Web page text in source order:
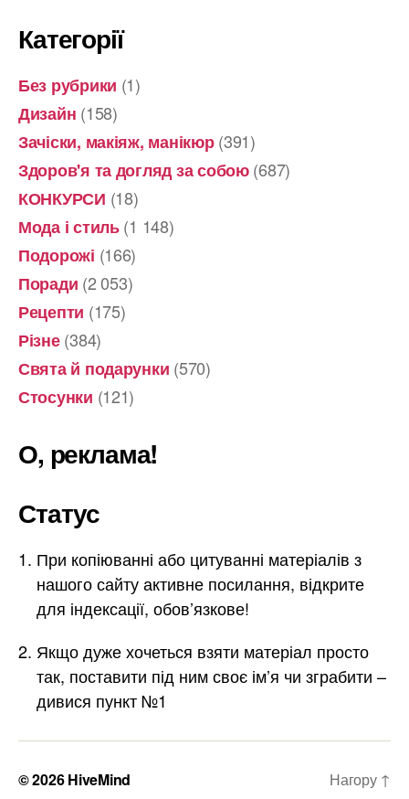
Категорії
Без рубрики (1)
Дизайн (158)
Зачіски, макіяж, манікюр(391)
Здоров'я та догляд за собою(687)
КОНКУРСИ (18)
Мода і стиль(1 148)
Подорожі (166)
Поради (2 053)
Рецепти (175)
Різне(384)
Свята й подарунки (570)
Стосунки (121)
О, реклама!
Статус
При копіюванні або цитуванні матеріалів з
нашого сайту активне посилання, відкрите
для індексації, обов’язкове!
Якщо дуже хочеться взяти матеріал просто
так, поставити під ним своє ім’я чи зграбити –
дивися пункт №1
© 2026HiveMind Нагору ↑